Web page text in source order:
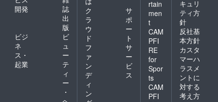
開発
誌
出
版
ビジ
ネ
ス・
起業
ビ
ュ
ー
テ
ィ
ー
・
ク
ラ
ウ
ド
フ
ァ
ン
デ
ィ
ン
サ
ポ
ー
ト
サ
ー
ビ
ス
rtain
men
t
CAM
PFI
RE
for
Spor
ts
CAM
PFI
キュリ
ティ方
針
反社基
本方針
カスタ
マーハ
ラスメ
ントに
対する
考え方